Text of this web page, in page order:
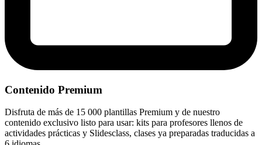
Contenido Premium
Disfruta de más de 15 000 plantillas Premium y de nuestro
contenido exclusivo listo para usar: kits para profesores llenos de
actividades prácticas y Slidesclass, clases ya preparadas traducidas a